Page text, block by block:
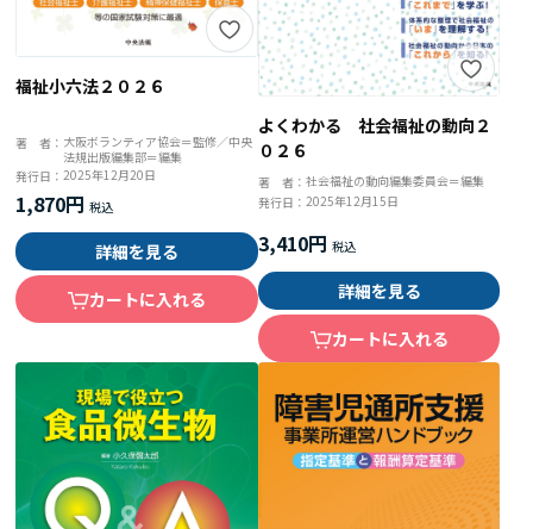
福祉小六法２０２６
著 者： 大阪ボランティア協会＝監修／中央
法規出版編集部＝編集
発行日：2025年12月20日
1,870円
詳細を見る
カートに入れる
よくわかる 社会福祉の動向２
０２６
著 者： 社会福祉の動向編集委員会＝編集
発行日： 2025年12月15日
3,410円
詳細を見る
カートに入れる